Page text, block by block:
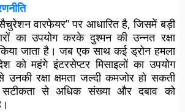
वारफेयर” पर आधारित है, जिसमें बड़ी
का उपयोग करके दुश्मन की उन्नत रक्षा
किया जाता है। जब एक साथ कई ड्रोन हमला
को महंगे इंटरसेप्टर मिसाइलों का उपयोग
रक्षा क्षमता जल्दी कमजोर हो सकती
से अधिक संख्या और दबाव को